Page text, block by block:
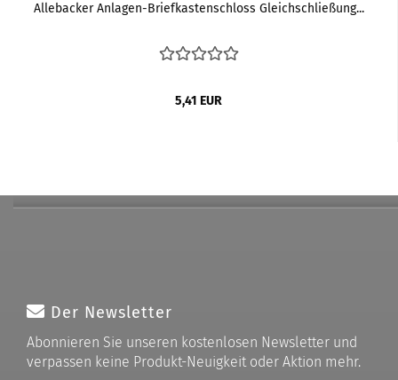
Allebacker Anlagen-Briefkastenschloss Gleichschließung...
5,41 EUR
Der Newsletter
Abonnieren Sie unseren kostenlosen Newsletter und
verpassen keine Produkt-Neuigkeit oder Aktion mehr.